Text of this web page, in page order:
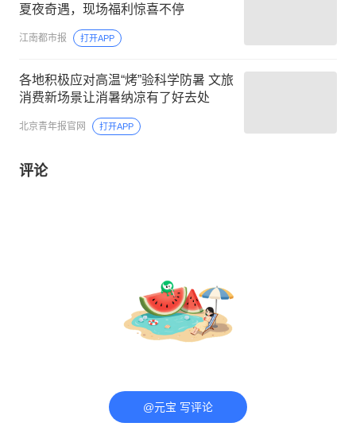
夏夜奇遇，现场福利惊喜不停
江南都市报 打开APP
各地积极应对高温“烤”验科学防暑 文旅
消费新场景让消暑纳凉有了好去处
北京青年报官网 打开APP
评论
@元宝 写评论